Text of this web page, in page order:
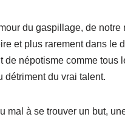
du gaspillage, de
et plus rarement dans le
de népotisme comme tous
détriment du vrai talent.
à se trouver un but,